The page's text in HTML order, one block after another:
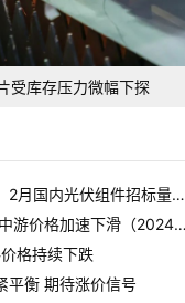
受库存压力微幅下探
2月国内光伏组件招标量下
游价格加速下滑（2024.
格持续下跌
平衡 期待涨价信号